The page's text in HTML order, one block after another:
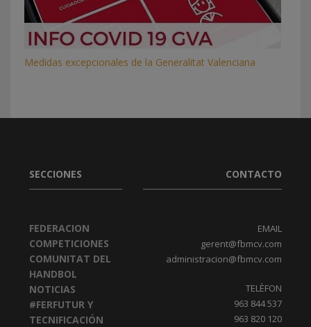
Medidas excepcionales de la Generalitat Valenciana
SECCIONES
FEDERACION
COMPETICIONES
COMUNITAT DEL
HANDBOL
NOTICIAS
#FERFUTUR Y
TECNIFICACIÓN
CONTACTO
EMAIL
gerent@fbmcv.com
administracion@fbmcv.com
TELÈFON
963 844 537
963 820 120